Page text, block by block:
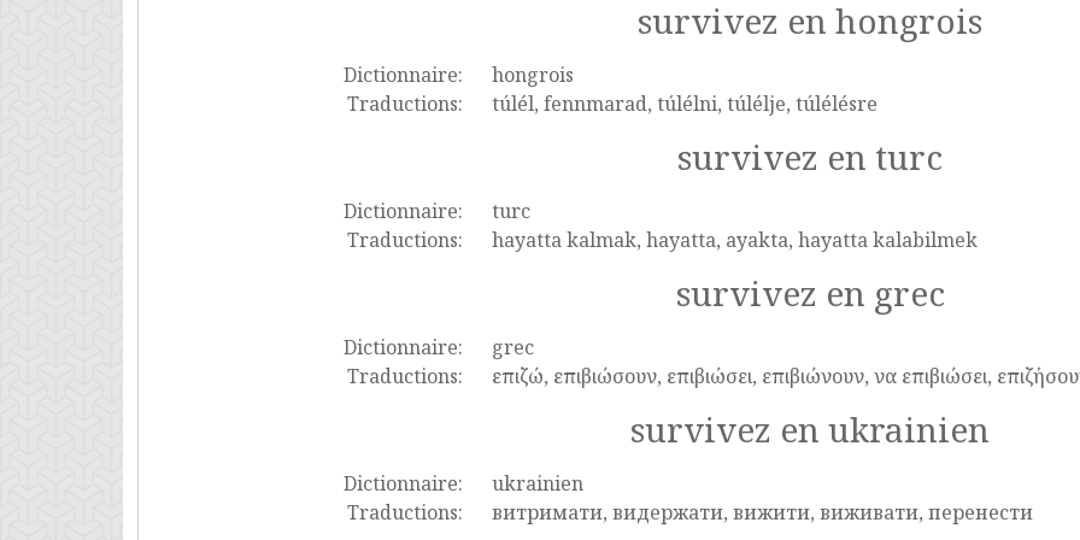
survivez en hongrois
Dictionnaire:
hongrois
Traductions:
túlél, fennmarad, túlélni, túlélje, túlélésre
survivez en turc
Dictionnaire:
turc
Traductions:
hayatta kalmak, hayatta, ayakta, hayatta kalabilmek
survivez en grec
Dictionnaire:
grec
Traductions:
επιζώ, επιβιώσουν, επιβιώσει, επιβιώνουν, να επιβιώσει,
survivez en ukrainien
Dictionnaire:
ukrainien
Traductions:
витримати, видержати, вижити, виживати, перенести